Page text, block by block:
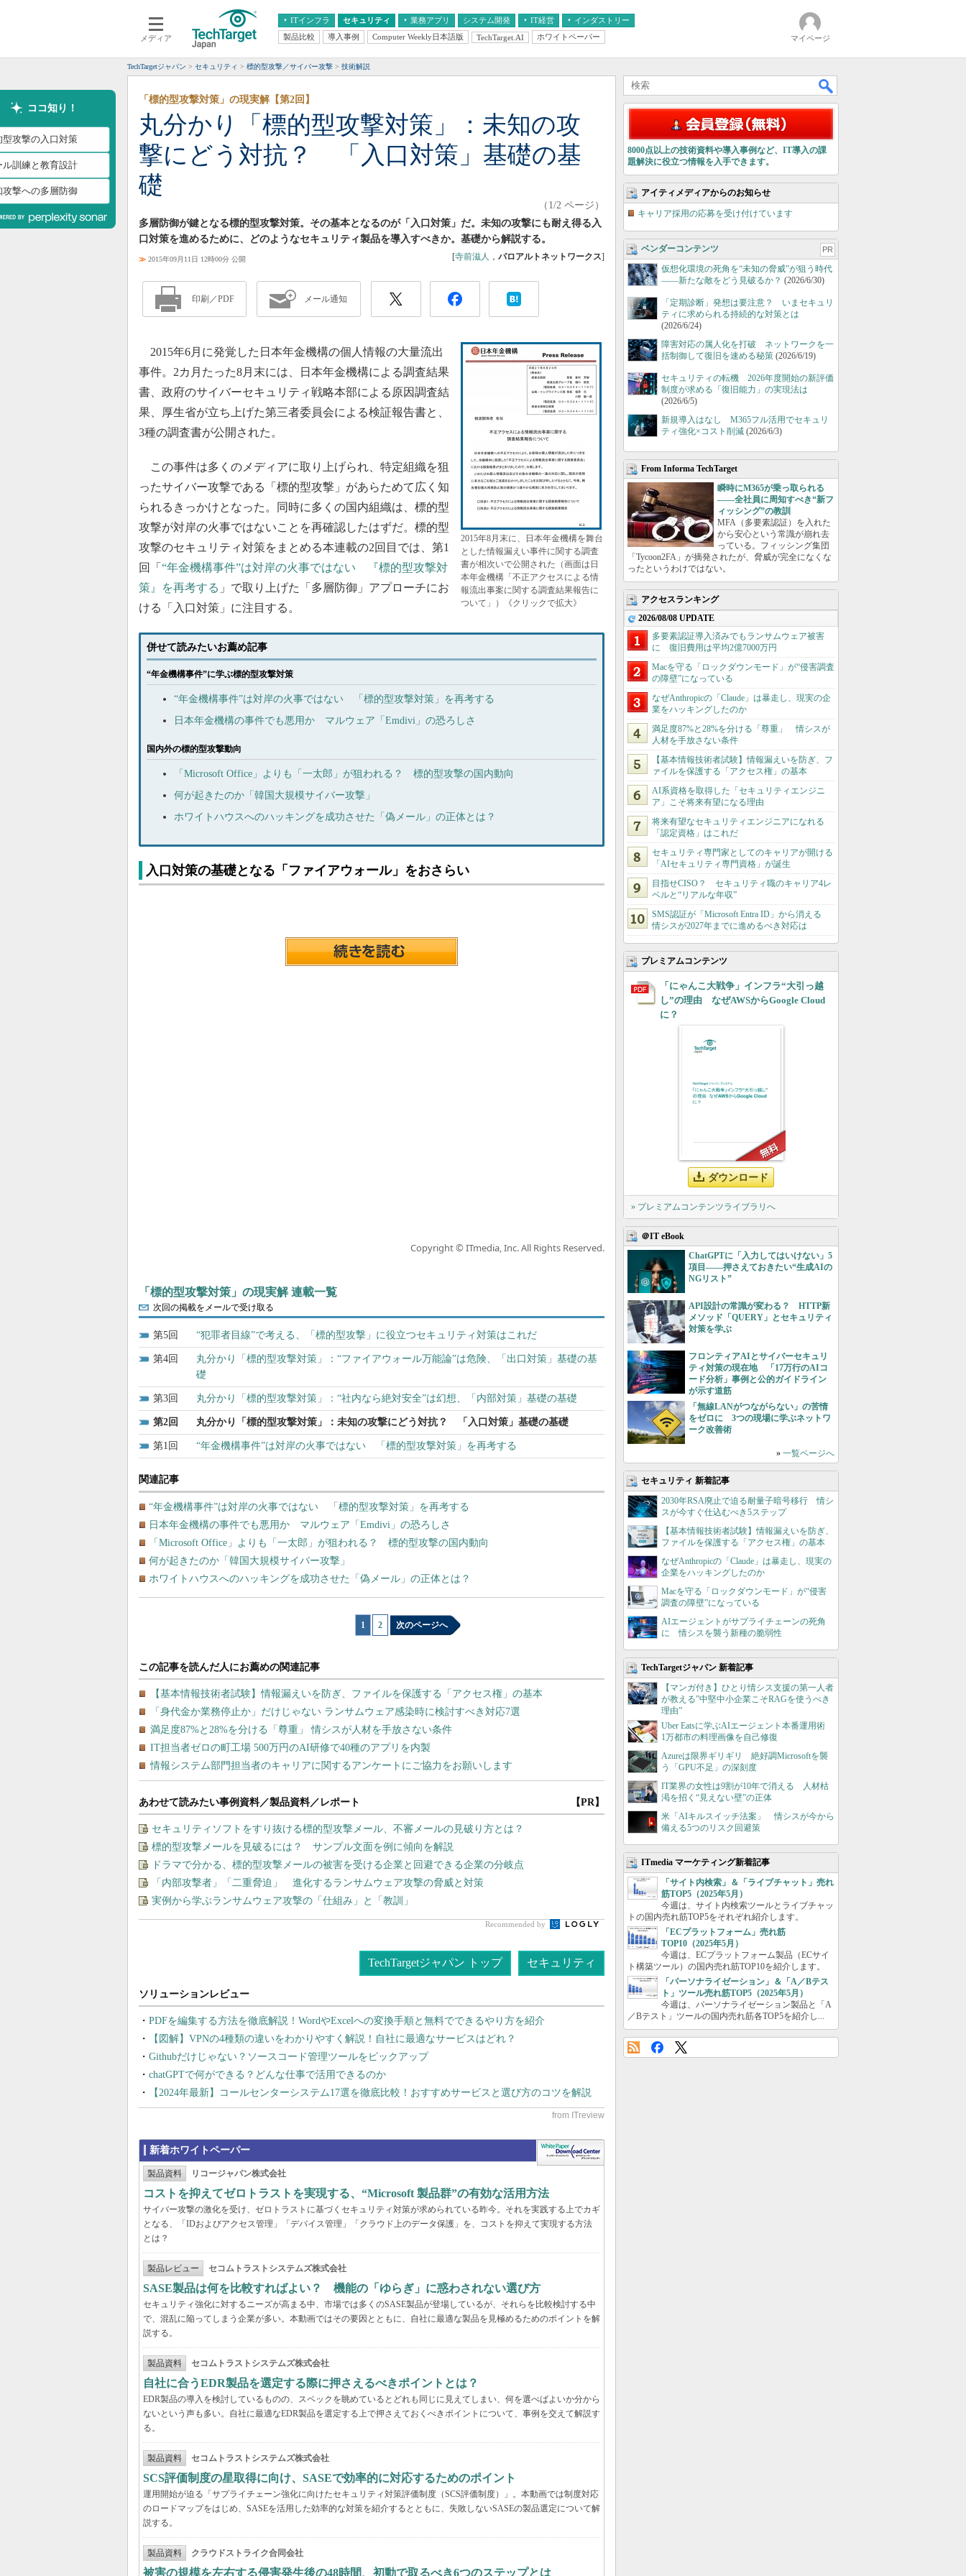
メディア
ITインフラ
クラウド
スマートモバイル
ネットワーク
システム運用管理
セキュリティ 業務アプリ
エンタープライズAI
ERP
CX
情報系システム
システム開発 IT経営
経営とIT
インダストリー
医療IT
製品比較 導入事例 Computer Weekly日本語版 TechTarget.AI ホワイトペーパー マイページ
TechTargetジャパン セキュリティ 標的型攻撃／サイバー攻撃 技術解説
ココ知り！
型攻撃の入口対策
ル訓練と教育設計
攻撃への多層防御
丸分かり「標的型攻撃対策」：未知の攻
撃にどう対抗？ 「入口対策」基礎の基
礎
「標的型攻撃対策」の現実解【第2回】
（1/2 ページ）
多層防御が鍵となる標的型攻撃対策。その基本となるのが「入口対策」だ。未知の攻撃にも耐え得る入
口対策を進めるために、どのようなセキュリティ製品を導入すべきか。基礎から解説する。
≫ 2015年09月11日 12時00分 公開 [寺前滋人 ， パロアルトネットワークス]
印刷／PDF メール通知
2015年8月末に、日本年金機構を舞台
とした情報漏えい事件に関する調査
書が相次いで公開された（画面は日
本年金機構「不正アクセスによる情
報流出事案に関する調査結果報告に
ついて」）《クリックで拡大》
2015年6月に発覚した日本年金機構の個人情報の大量流出
事件。2カ月たった8月末には、日本年金機構による調査結果
書、政府のサイバーセキュリティ戦略本部による原因調査結
果、厚生省が立ち上げた第三者委員会による検証報告書と、
3種の調査書が公開された。
この事件は多くのメディアに取り上げられ、特定組織を狙
ったサイバー攻撃である「標的型攻撃」があらためて広く知
られるきっかけとなった。同時に多くの国内組織は、標的型
攻撃が対岸の火事ではないことを再確認したはずだ。標的型
攻撃のセキュリティ対策をまとめる本連載の2回目では、第1
回「 “年金機構事件”は対岸の火事ではない 『標的型攻撃対
策』を再考する 」で取り上げた「多層防御」アプローチにお
ける「入口対策」に注目する。
併せて読みたいお薦め記事
“年金機構事件”に学ぶ標的型攻撃対策
“年金機構事件”は対岸の火事ではない 「標的型攻撃対策」を再考する
日本年金機構の事件でも悪用か マルウェア「Emdivi」の恐ろしさ
国内外の標的型攻撃動向
「Microsoft Office」よりも「一太郎」が狙われる？ 標的型攻撃の国内動向
何が起きたのか「韓国大規模サイバー攻撃」
ホワイトハウスへのハッキングを成功させた「偽メール」の正体とは？
入口対策の基礎となる「ファイアウォール」をおさらい
Copyright © ITmedia, Inc. All Rights Reserved.
「標的型攻撃対策」の現実解 連載一覧
次回の掲載をメールで受け取る
5 “犯罪者目線”で考える、「標的型攻撃」に役立つセキュリティ対策はこれだ
4
丸分かり「標的型攻撃対策」：“ファイアウォール万能論”は危険、「出口対策」基礎の基
礎
3 丸分かり「標的型攻撃対策」：“社内なら絶対安全”は幻想、「内部対策」基礎の基礎
2 丸分かり「標的型攻撃対策」：未知の攻撃にどう対抗？ 「入口対策」基礎の基礎
1 “年金機構事件”は対岸の火事ではない 「標的型攻撃対策」を再考する
関連記事
“年金機構事件”は対岸の火事ではない 「標的型攻撃対策」を再考する
日本年金機構の事件でも悪用か マルウェア「Emdivi」の恐ろしさ
「Microsoft Office」よりも「一太郎」が狙われる？ 標的型攻撃の国内動向
何が起きたのか「韓国大規模サイバー攻撃」
ホワイトハウスへのハッキングを成功させた「偽メール」の正体とは？
1 2 次のページへ
あわせて読みたい事例資料／製品資料／レポート 【PR】
セキュリティソフトをすり抜ける標的型攻撃メール、不審メールの見破り方とは？
標的型攻撃メールを見破るには？ サンプル文面を例に傾向を解説
ドラマで分かる、標的型攻撃メールの被害を受ける企業と回避できる企業の分岐点
「内部攻撃者」「二重脅迫」 進化するランサムウェア攻撃の脅威と対策
実例から学ぶランサムウェア攻撃の「仕組み」と「教訓」
Recommended by
TechTargetジャパン トップ セキュリティ
PDFを編集する方法を徹底解説！WordやExcelへの変換手順と無料でできるやり方を紹介
【図解】VPNの4種類の違いをわかりやすく解説！自社に最適なサービスはどれ？
Githubだけじゃない？ソースコード管理ツールをピックアップ
chatGPTで何ができる？どんな仕事で活用できるのか
【2024年最新】コールセンターシステム17選を徹底比較！おすすめサービスと選び方のコツを解説
新着ホワイトペーパー
製品資料 リコージャパン株式会社
コストを抑えてゼロトラストを実現する、“Microsoft 製品群”の有効な活用方法
サイバー攻撃の激化を受け、ゼロトラストに基づくセキュリティ対策が求められている昨今。それを実践する上でカギ
となる、「IDおよびアクセス管理」「デバイス管理」「クラウド上のデータ保護」を、コストを抑えて実現する方法
とは？
製品レビュー セコムトラストシステムズ株式会社
SASE製品は何を比較すればよい？ 機能の「ゆらぎ」に惑わされない選び方
セキュリティ強化に対するニーズが高まる中、市場では多くのSASE製品が登場しているが、それらを比較検討する中
で、混乱に陥ってしまう企業が多い。本動画ではその要因とともに、自社に最適な製品を見極めるためのポイントを解
説する。
製品資料 セコムトラストシステムズ株式会社
自社に合うEDR製品を選定する際に押さえるべきポイントとは？
EDR製品の導入を検討しているものの、スペックを眺めているとどれも同じに見えてしまい、何を選べばよいか分から
ないという声も多い。自社に最適なEDR製品を選定する上で押さえておくべきポイントについて、事例を交えて解説す
る。
製品資料 セコムトラストシステムズ株式会社
SCS評価制度の星取得に向け、SASEで効率的に対応するためのポイント
運用開始が迫る「サプライチェーン強化に向けたセキュリティ対策評価制度（SCS評価制度）」。本動画では制度対応
のロードマップをはじめ、SASEを活用した効率的な対策を紹介するとともに、失敗しないSASEの製品選定について解
説する。
製品資料 クラウドストライク合同会社
被害の規模を左右する侵害発生後の48時間、初動で取るべき6つのステップとは
8000点以上の技術資料や導入事例など、IT導入の課
題解決に役立つ情報を入手できます。
アイティメディアからのお知らせ
キャリア採用の応募を受け付けています
ベンダーコンテンツ PR
仮想化環境の死角を“未知の脅威”が狙う時代
――新たな敵をどう見破るか？ (2026/6/30)
「定期診断」発想は要注意？ いまセキュリ
ティに求められる持続的な対策とは
(2026/6/24)
障害対応の属人化を打破 ネットワークを一
括制御して復旧を速める秘策 (2026/6/19)
セキュリティの転機 2026年度開始の新評価
制度が求める「復旧能力」の実現法は
(2026/6/5)
新規導入はなし M365フル活用でセキュリ
ティ強化×コスト削減 (2026/6/3)
From Informa TechTarget
瞬時にM365が乗っ取られる
――全社員に周知すべき“新フ
ィッシング”の教訓
MFA（多要素認証）を入れた
から安心という常識が崩れ去
っている。フィッシング集団
「Tycoon2FA」が摘発されたが、脅威が完全になくな
ったというわけではない。
アクセスランキング
2026/08/08 UPDATE
多要素認証導入済みでもランサムウェア被害
に 復旧費用は平均2億7000万円
Macを守る「ロックダウンモード」が“侵害調査
の障壁”になっている
なぜAnthropicの「Claude」は暴走し、現実の企
業をハッキングしたのか
満足度87%と28%を分ける「尊重」 情シスが
人材を手放さない条件
【基本情報技術者試験】情報漏えいを防ぎ、フ
ァイルを保護する「アクセス権」の基本
AI系資格を取得した「セキュリティエンジニ
ア」こそ将来有望になる理由
将来有望なセキュリティエンジニアになれる
「認定資格」はこれだ
セキュリティ専門家としてのキャリアが開ける
「AIセキュリティ専門資格」が誕生
目指せCISO？ セキュリティ職のキャリア4レ
ベルと“リアルな年収”
SMS認証が「Microsoft Entra ID」から消える
情シスが2027年までに進めるべき対応は
プレミアムコンテンツ
「にゃんこ大戦争」インフラ“大引っ越
し”の理由 なぜAWSからGoogle Cloud
に？
ダウンロード
» プレミアムコンテンツライブラリへ
＠IT eBook
ChatGPTに「入力してはいけない」5
項目――押さえておきたい“生成AIの
NGリスト”
API設計の常識が変わる？ HTTP新
メソッド「QUERY」とセキュリティ
対策を学ぶ
フロンティアAIとサイバーセキュリ
ティ対策の現在地 「17万行のAIコ
ード分析」事例と公的ガイドライン
が示す道筋
「無線LANがつながらない」の苦情
をゼロに 3つの現場に学ぶネットワ
ーク改善術
» 一覧ページへ
セキュリティ 新着記事
2030年RSA廃止で迫る耐量子暗号移行 情シ
スが今すぐ仕込むべき5ステップ
【基本情報技術者試験】情報漏えいを防ぎ、
ファイルを保護する「アクセス権」の基本
なぜAnthropicの「Claude」は暴走し、現実の
企業をハッキングしたのか
Macを守る「ロックダウンモード」が“侵害
調査の障壁”になっている
AIエージェントがサプライチェーンの死角
に 情シスを襲う新種の脆弱性
TechTargetジャパン 新着記事
【マンガ付き】ひとり情シス支援の第一人者
が教える”中堅中小企業こそRAGを使うべき
理由”
Uber Eatsに学ぶAIエージェント本番運用術
1万都市の料理画像を自己修復
Azureは限界ギリギリ 絶好調Microsoftを襲
う「GPU不足」の深刻度
IT業界の女性は9割が10年で消える 人材枯
渇を招く“見えない壁”の正体
米「AIキルスイッチ法案」 情シスが今から
備える5つのリスク回避策
ITmedia マーケティング新着記事
「サイト内検索」＆「ライブチャット」売れ
筋TOP5（2025年5月）
今週は、サイト内検索ツールとライブチャッ
トの国内売れ筋TOP5をそれぞれ紹介します。
「ECプラットフォーム」売れ筋
TOP10（2025年5月）
今週は、ECプラットフォーム製品（ECサイ
ト構築ツール）の国内売れ筋TOP10を紹介します。
「パーソナライゼーション」＆「A／Bテス
ト」ツール売れ筋TOP5（2025年5月）
今週は、パーソナライゼーション製品と「A
／Bテスト」ツールの国内売れ筋各TOP5を紹介し...